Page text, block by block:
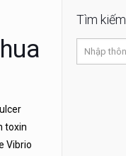
toxin
Vibrio
Tìm kiếm